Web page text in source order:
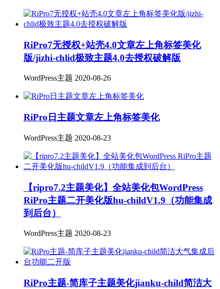
RiPro7无授权+站壳4.0文章左上角标签美化
版/jizhi-chlid极致主题4.0去授权破解版
WordPress主题 2020-08-26
RiPro日主题文章左上角标签美化
WordPress主题 2020-08-23
【ripro7.2主题美化】全站美化包WordPress
RiPro主题二开美化版hu-childV1.9（功能集成
到后台）
WordPress主题 2020-08-23
​RiPro主题-简库子主题美化jianku-child简洁大